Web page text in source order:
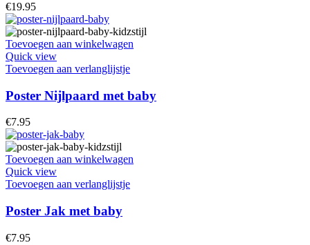
kan
gekozen
worden
op
de
productpagina
€19.95
Toevoegen aan winkelwagen
Quick view
Toevoegen aan verlanglijstje
Poster Nijlpaard met baby
€7.95
Toevoegen aan winkelwagen
Quick view
Toevoegen aan verlanglijstje
Poster Jak met baby
€7.95